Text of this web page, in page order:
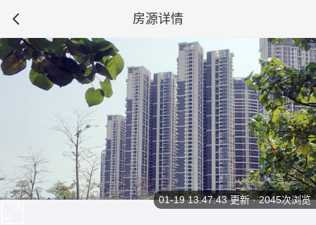
房源详情
01-19 13:47:43更新 · 2045次浏览